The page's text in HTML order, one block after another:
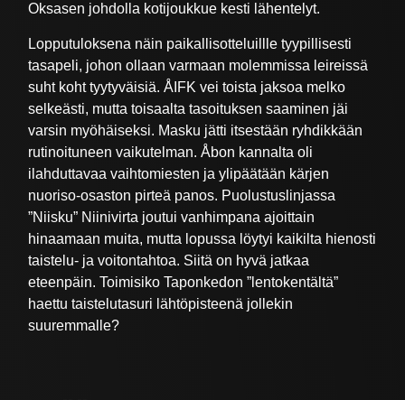
Oksasen johdolla kotijoukkue kesti lähentelyt.
Lopputuloksena näin paikallisotteluillle tyypillisesti
tasapeli, johon ollaan varmaan molemmissa leireissä
suht koht tyytyväisiä. ÅIFK vei toista jaksoa melko
selkeästi, mutta toisaalta tasoituksen saaminen jäi
varsin myöhäiseksi. Masku jätti itsestään ryhdikkään
rutinoituneen vaikutelman. Åbon kannalta oli
ilahduttavaa vaihtomiesten ja ylipäätään kärjen
nuoriso-osaston pirteä panos. Puolustuslinjassa
”Niisku” Niinivirta joutui vanhimpana ajoittain
hinaamaan muita, mutta lopussa löytyi kaikilta hienosti
taistelu- ja voitontahtoa. Siitä on hyvä jatkaa
eteenpäin. Toimisiko Taponkedon ”lentokentältä”
haettu taistelutasuri lähtöpisteenä jollekin
suuremmalle?